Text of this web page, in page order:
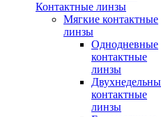
Контактные линзы
Мягкие контактные
линзы
Однодневные
контактные
линзы
контактные
линзы